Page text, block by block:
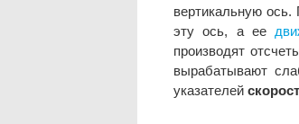
вертикальную
эту ось, а ее
производят
вырабатывают
указателей